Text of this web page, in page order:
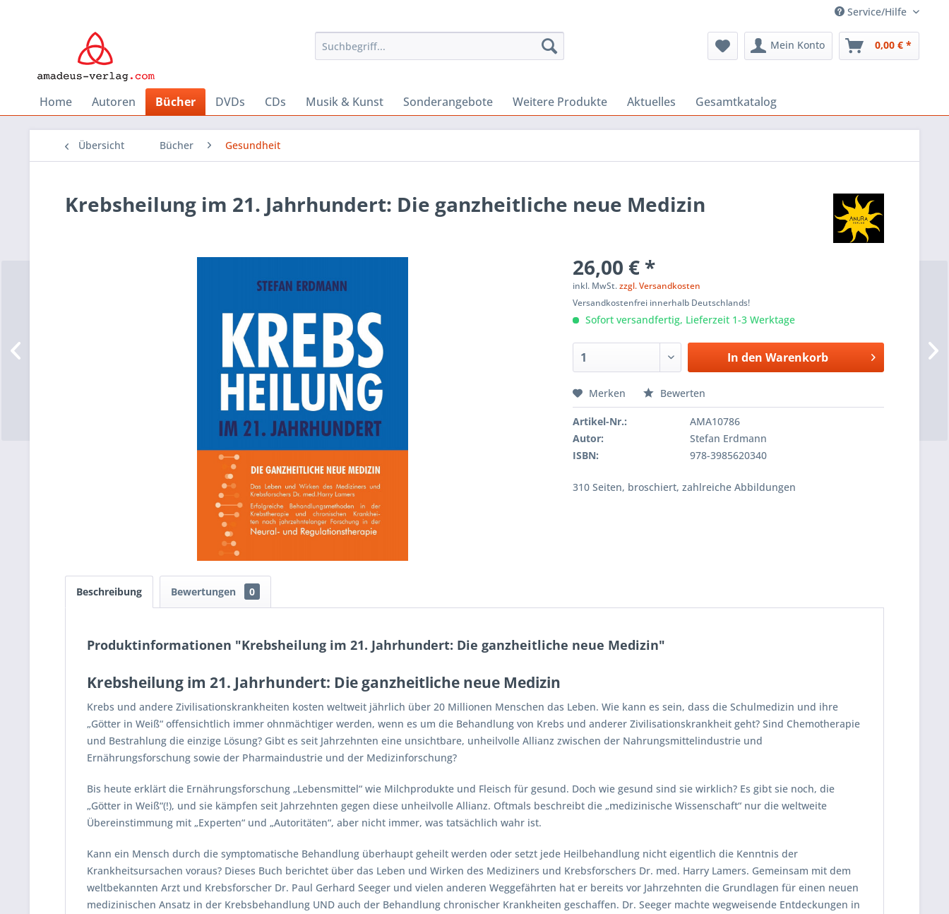
Service/Hilfe
Mein Konto 0,00 € *
Home Autoren Bücher DVDs CDs Musik & Kunst Sonderangebote Weitere Produkte Aktuelles Gesamtkatalog
Übersicht Bücher Gesundheit
Krebsheilung im 21. Jahrhundert: Die ganzheitliche neue Medizin
26,00 € *
inkl. MwSt.zzgl. Versandkosten
Versandkostenfrei innerhalb Deutschlands!
Sofort versandfertig, Lieferzeit 1-3 Werktage
In den Warenkorb
Merken Bewerten
Artikel-Nr.:
AMA10786
Autor:
Stefan Erdmann
ISBN:
978-3985620340
310 Seiten, broschiert, zahlreiche Abbildungen
Beschreibung Bewertungen 0
Produktinformationen "Krebsheilung im 21. Jahrhundert: Die ganzheitliche neue Medizin"
Krebsheilung im 21. Jahrhundert: Die ganzheitliche neue Medizin
Krebs und andere Zivilisationskrankheiten kosten weltweit jährlich über 20 Millionen Menschen das Leben. Wie kann es sein, dass die Schulmedizin und ihre
„Götter in Weiß“ offensichtlich immer ohnmächtiger werden, wenn es um die Behandlung von Krebs und anderer Zivilisationskrankheit geht? Sind Chemotherapie
und Bestrahlung die einzige Lösung? Gibt es seit Jahrzehnten eine unsichtbare, unheilvolle Allianz zwischen der Nahrungsmittelindustrie und
Ernährungsforschung sowie der Pharmaindustrie und der Medizinforschung?
Bis heute erklärt die Ernährungsforschung „Lebensmittel“ wie Milchprodukte und Fleisch für gesund. Doch wie gesund sind sie wirklich? Es gibt sie noch, die
„Götter in Weiß“(!), und sie kämpfen seit Jahrzehnten gegen diese unheilvolle Allianz. Oftmals beschreibt die „medizinische Wissenschaft“ nur die weltweite
Übereinstimmung mit „Experten“ und „Autoritäten“, aber nicht immer, was tatsächlich wahr ist.
Kann ein Mensch durch die symptomatische Behandlung überhaupt geheilt werden oder setzt jede Heilbehandlung nicht eigentlich die Kenntnis der
Krankheitsursachen voraus? Dieses Buch berichtet über das Leben und Wirken des Mediziners und Krebsforschers Dr. med. Harry Lamers. Gemeinsam mit dem
weltbekannten Arzt und Krebsforscher Dr. Paul Gerhard Seeger und vielen anderen Weggefährten hat er bereits vor Jahrzehnten die Grundlagen für einen neuen
medizinischen Ansatz in der Krebsbehandlung UND auch der Behandlung chronischer Krankheiten geschaffen. Dr. Seeger machte wegweisende Entdeckungen in